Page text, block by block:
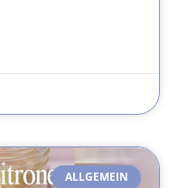
ALLGEMEIN